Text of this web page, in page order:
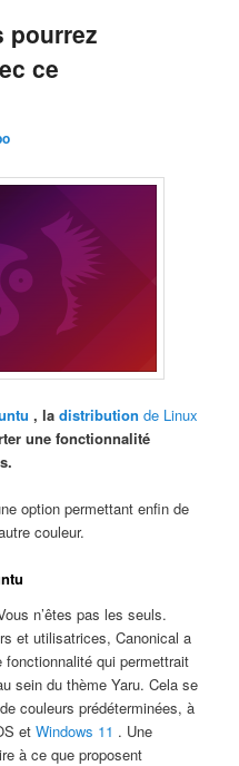
pourrez
ce
, ladistribution de Linux
une fonctionnalité
option permettant enfin de
couleur.
n’êtes pas les seuls.
et utilisatrices, Canonical a
qui permettrait
sein du thème Yaru. Cela se
couleurs prédéterminées, à
etWindows 11 . Une
à ce que proposent